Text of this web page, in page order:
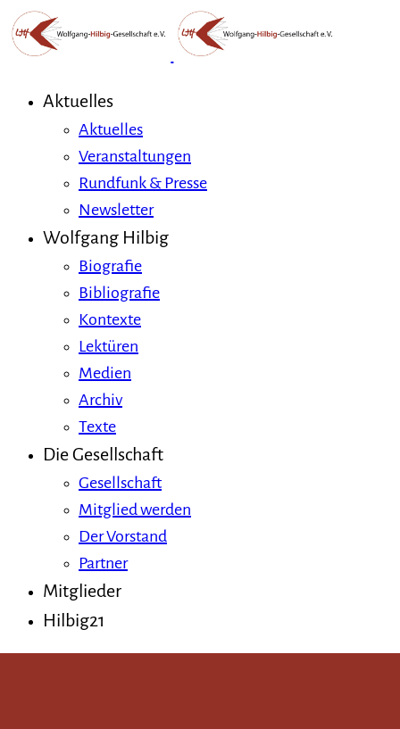
Aktuelles
Aktuelles
Veranstaltungen
Rundfunk & Presse
Newsletter
Wolfgang Hilbig
Biografie
Bibliografie
Kontexte
Lektüren
Medien
Archiv
Texte
Die Gesellschaft
Gesellschaft
Mitglied werden
Der Vorstand
Partner
Mitglieder
Hilbig21